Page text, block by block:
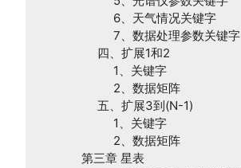
6、天气情况关键字
7、数据处理参数关键字
四、扩展1和2
1、关键字
2、数据矩阵
五、扩展3到(N-1)
1、关键字
2、数据矩阵
第三章 星表